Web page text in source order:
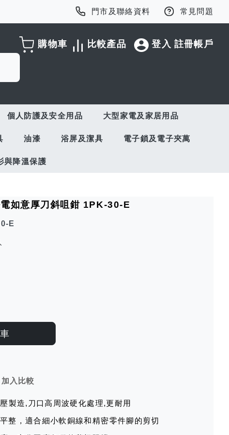
門市及聯絡資料 常見問題
登入 註冊帳戶
比較產品
購物車
個人防護及安全用品 大型家電及家居用品
油漆 浴屏及潔具 電子鎖及電子夾萬
與降溫保護
如意厚刀斜咀鉗 1PK-30-E
E
加入比較
製造,刀口高周波硬化處理,更耐用
整，適合細小軟銅線和精密零件腳的剪切